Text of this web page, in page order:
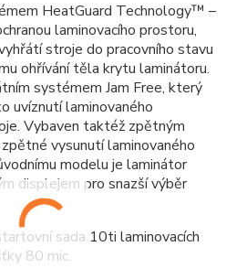
HeatGuard Technology™ –
laminovacího prostoru,
stroje do pracovního stavu
ohřívání těla krytu laminátoru.
systémem Jam Free, který
uvíznutí laminovaného
Vybaven taktéž zpětným
vysunutí laminovaného
modelu je laminátor
displejem pro snazší výběr
sada 10ti laminovacích
80 mic.